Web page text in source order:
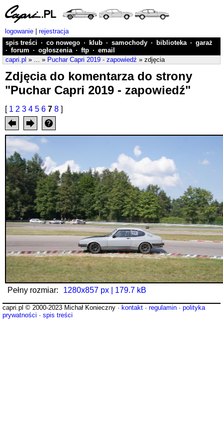
logowanie
rejestracja
spis treści · co nowego · klub · samochody · biblioteka · garaż
· forum · ogłoszenia · ftp · email
capri.pl » ... » Puchar Capri 2019 - zapowiedź » zdjęcia
Zdjęcia do komentarza do strony
"Puchar Capri 2019 - zapowiedź"
[ 1 2 3 4 5 6 7 8 ]
Pełny rozmiar: 1280x857 px | 179.7 kB
capri.pl © 2000-2023 Michał Konieczny · kontakt · regulamin · polityka
prywatności · spis treści